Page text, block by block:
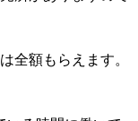
全額もらえます。